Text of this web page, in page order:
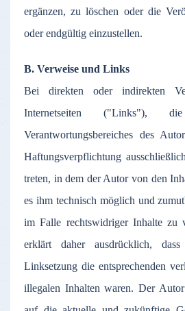
ergänzen,zu löschen oderdie
oder endgültig einzustellen.
B. Verweise und Links
Bei
direkten oder indirekten
Internetseiten ("Links"),
Verantwortungsbereiches des
Haftungsverpflichtung ausschließlich
treten, indem der Autorvon den
es ihm technisch möglich und
im Falle rechtswidriger Inhalte zu
erklärt
daher ausdrücklich, dass
Linksetzung die entsprechenden
illegalen Inhalten waren.Der Autor